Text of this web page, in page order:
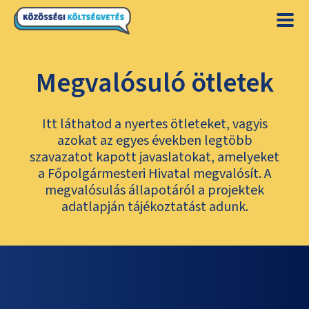
Megvalósuló ötletek
Itt láthatod a nyertes ötleteket, vagyis
azokat az egyes években legtöbb
szavazatot kapott javaslatokat, amelyeket
a Főpolgármesteri Hivatal megvalósít. A
megvalósulás állapotáról a projektek
adatlapján tájékoztatást adunk.